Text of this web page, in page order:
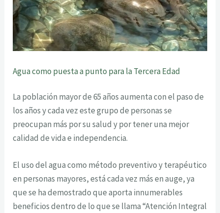
Agua como puesta a punto para la Tercera Edad
La población mayor de 65 años aumenta con el paso de
los años y cada vez este grupo de personas se
preocupan más por su salud y por tener una mejor
calidad de vida e independencia.
El uso del agua como método preventivo y terapéutico
en personas mayores, está cada vez más en auge, ya
que se ha demostrado que aporta innumerables
beneficios dentro de lo que se llama “Atención Integral